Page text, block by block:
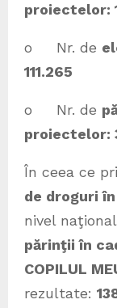
proiectelor:
o Nr. de
111.265
o Nr. de
proiectelor:
În ceea ce
de droguri
nivel
părinţii în
COPILUL
rezultate: